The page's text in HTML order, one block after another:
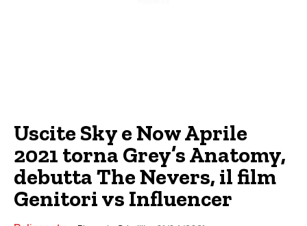
Uscite Sky e Now Aprile
2021 torna Grey’s Anatomy,
debutta The Nevers, il film
Genitori vs Influencer